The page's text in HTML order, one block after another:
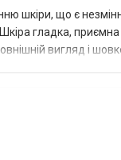
шкіри, що є
гладка,
вигляд і